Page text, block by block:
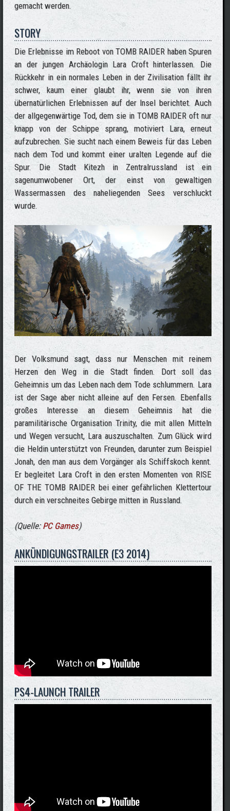
gemacht werden.
STORY
Die Erlebnisse im Reboot von TOMB RAIDER haben Spuren
an der jungen Archäologin Lara Croft hinterlassen. Die
Rückkehr in ein normales Leben in der Zivilisation fällt ihr
schwer, kaum einer glaubt ihr, wenn sie von ihren
übernatürlichen Erlebnissen auf der Insel berichtet. Auch
der allgegenwärtige Tod, dem sie in TOMB RAIDER oft nur
knapp von der Schippe sprang, motiviert Lara, erneut
aufzubrechen. Sie sucht nach einem Beweis für das Leben
nach dem Tod und kommt einer uralten Legende auf die
Spur. Die Stadt Kitezh in Zentralrussland ist ein
sagenumwobener Ort, der einst von gewaltigen
Wassermassen des naheliegenden Sees verschluckt
wurde.
Der Volksmund sagt, dass nur Menschen mit reinem
Herzen den Weg in die Stadt finden. Dort soll das
Geheimnis um das Leben nach dem Tode schlummern. Lara
ist der Sage aber nicht alleine auf den Fersen. Ebenfalls
großes Interesse an diesem Geheimnis hat die
paramilitärische Organisation Trinity, die mit allen Mitteln
und Wegen versucht, Lara auszuschalten. Zum Glück wird
die Heldin unterstützt von Freunden, darunter zum Beispiel
Jonah, den man aus dem Vorgänger als Schiffskoch kennt.
Er begleitet Lara Croft in den ersten Momenten von RISE
OF THE TOMB RAIDER bei einer gefährlichen Klettertour
durch ein verschneites Gebirge mitten in Russland.
(Quelle:PC Games)
ANKÜNDIGUNGSTRAILER (E3 2014)
PS4-LAUNCH TRAILER